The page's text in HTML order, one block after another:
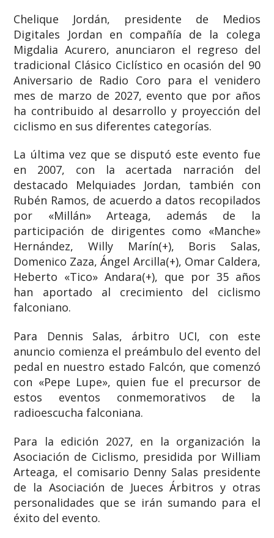
Chelique Jordán, presidente de Medios
Digitales Jordan en compañía de la colega
Migdalia Acurero, anunciaron el regreso del
tradicional Clásico Ciclístico en ocasión del 90
Aniversario de Radio Coro para el venidero
mes de marzo de 2027, evento que por años
ha contribuido al desarrollo y proyección del
ciclismo en sus diferentes categorías.
La última vez que se disputó este evento fue
en 2007, con la acertada narración del
destacado Melquiades Jordan, también con
Rubén Ramos, de acuerdo a datos recopilados
por «Millán» Arteaga, además de la
participación de dirigentes como «Manche»
Hernández, Willy Marín(+), Boris Salas,
Domenico Zaza, Ángel Arcilla(+), Omar Caldera,
Heberto «Tico» Andara(+), que por 35 años
han aportado al crecimiento del ciclismo
falconiano.
Para Dennis Salas, árbitro UCI, con este
anuncio comienza el preámbulo del evento del
pedal en nuestro estado Falcón, que comenzó
con «Pepe Lupe», quien fue el precursor de
estos eventos conmemorativos de la
radioescucha falconiana.
Para la edición 2027, en la organización la
Asociación de Ciclismo, presidida por William
Arteaga, el comisario Denny Salas presidente
de la Asociación de Jueces Árbitros y otras
personalidades que se irán sumando para el
éxito del evento.